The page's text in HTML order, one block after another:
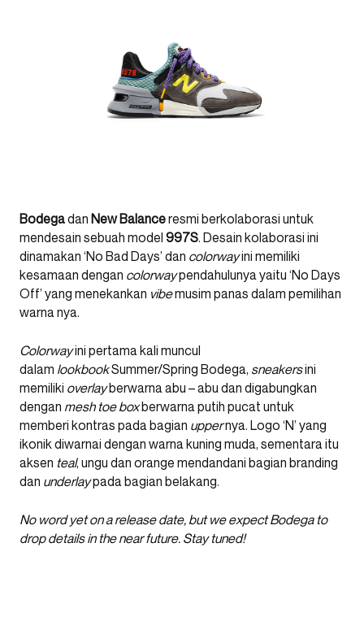
Bodegadan New Balanceresmi berkolaborasi untuk
mendesain sebuah model 997S. Desain kolaborasi ini
dinamakan ‘No Bad Days’ dan colorwayini memiliki
kesamaan dengan colorwaypendahulunya yaitu ‘No Days
Off’ yang menekankan vibemusim panas dalam pemilihan
warna nya.
Colorwayini pertama kali muncul
dalam lookbookSummer/Spring Bodega, sneakersini
memiliki overlayberwarna abu – abu dan digabungkan
dengan mesh toe boxberwarna putih pucat untuk
memberi kontras pada bagian uppernya. Logo ‘N’ yang
ikonik diwarnai dengan warna kuning muda, sementara itu
aksen teal, ungu dan orange mendandani bagian branding
dan underlaypada bagian belakang.
No word yet on a release date, but we expect Bodega to
drop details in the near future. Stay tuned!